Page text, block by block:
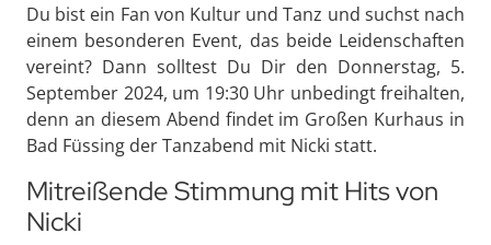
Du bist ein Fan von Kultur und Tanz und suchst nach
einem besonderen Event, das beide Leidenschaften
vereint? Dann solltest Du Dir den Donnerstag, 5.
September 2024, um 19:30 Uhr unbedingt freihalten,
denn an diesem Abend findet im Großen Kurhaus in
Bad Füssing der Tanzabend mit Nicki statt.
Mitreißende Stimmung mit Hits von
Nicki